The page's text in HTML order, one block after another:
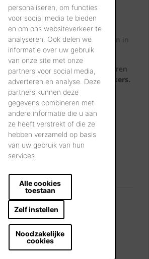
personaliseren, om functies
voor social media te bieden
en om ons websiteverkeer te
analyseren. Ook delen we
informatie over uw gebruik
van onze site met onze
partners voor social media,
adverteren en analyse. Deze
partners kunnen deze
gegevens combineren met
andere informatie die u aan
ze heeft verstrekt of die ze
hebben verzameld op basis
van uw gebruik van hun
services.
Alle cookies
toestaan
Zelf instellen
Noodzakelijke
cookies
Droom. Kies.
uw dromen tastbaar maken in
showrooms en laat u inspireren
en kleuren keramische klinkers.
Zo ziet u meteen hoe duurzaam
zijn.
geven u uitgebreid
stalen mee naar huis.
U kan ons vinden:
Londerzeel
- Koning Leopoldlaan 1
2870 Breendonk